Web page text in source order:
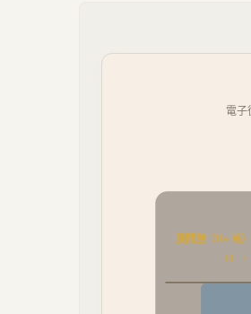
電子
膜間腔（H+ 高）
H+ ↑